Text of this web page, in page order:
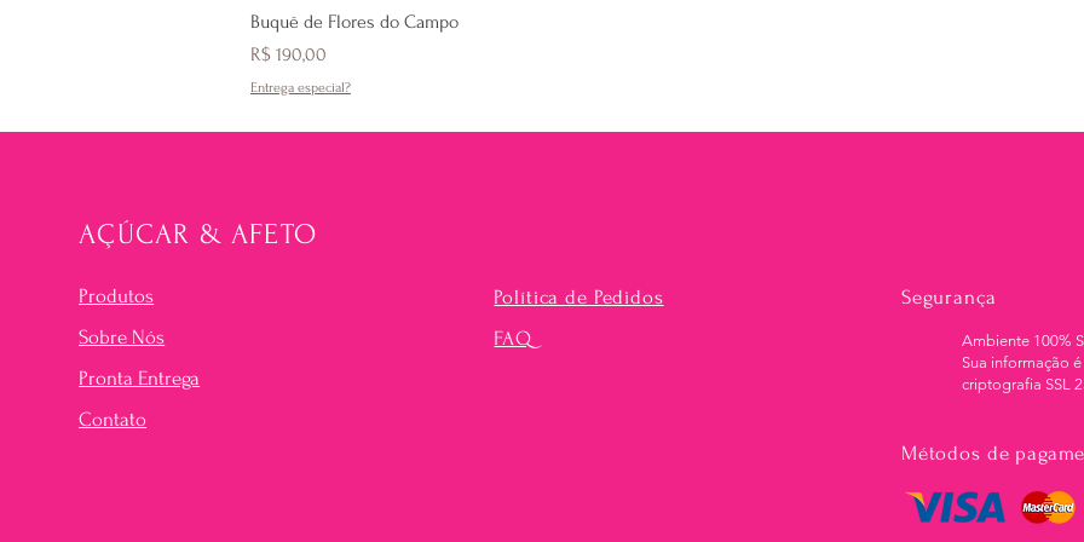
Buquê de Flores do Campo
Preço
R$ 190,00
Entrega especial?
AÇÚCAR & AFETO
Produtos
Sobre Nós
Pronta Entrega
Contato
Política de Pedidos
FAQ
Segurança
Ambiente 100%
Sua informação
criptografia SSL
Métodos de